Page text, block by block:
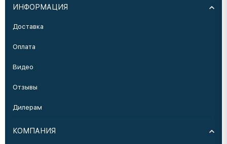
ИНФОРМАЦИЯ
Доставка
Оплата
Видео
Отзывы
Дилерам
КОМПАНИЯ